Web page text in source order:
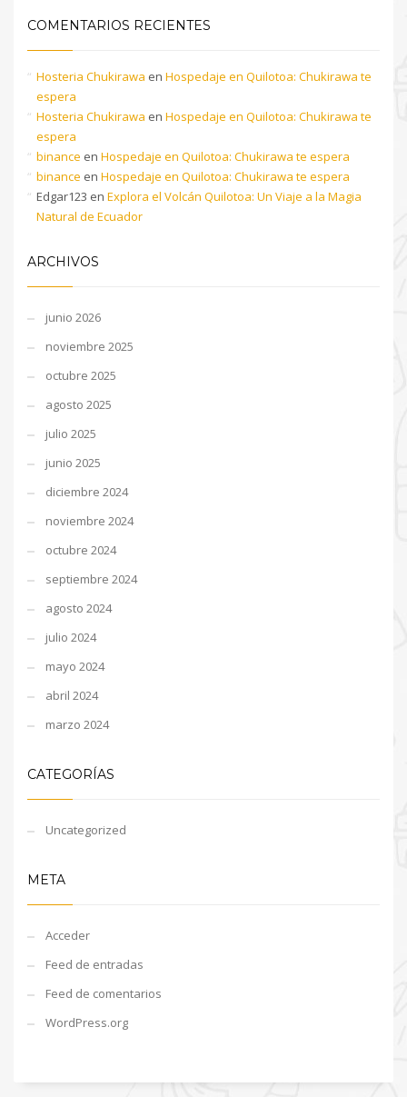
COMENTARIOS RECIENTES
Hosteria Chukirawa en Hospedaje en Quilotoa: Chukirawa te
espera
Hosteria Chukirawa en Hospedaje en Quilotoa: Chukirawa te
espera
binance en Hospedaje en Quilotoa: Chukirawa te espera
binance en Hospedaje en Quilotoa: Chukirawa te espera
Edgar123 en Explora el Volcán Quilotoa: Un Viaje a la Magia
Natural de Ecuador
ARCHIVOS
junio 2026
noviembre 2025
octubre 2025
agosto 2025
julio 2025
junio 2025
diciembre 2024
noviembre 2024
octubre 2024
septiembre 2024
agosto 2024
julio 2024
mayo 2024
abril 2024
marzo 2024
CATEGORÍAS
Uncategorized
META
Acceder
Feed de entradas
Feed de comentarios
WordPress.org